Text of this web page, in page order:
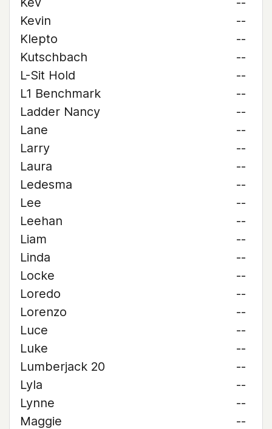
Kevin
--
Klepto
--
Kutschbach
--
L-Sit Hold
--
L1 Benchmark
--
Ladder Nancy
--
Lane
--
Larry
--
Laura
--
Ledesma
--
Lee
--
Leehan
--
Liam
--
Linda
--
Locke
--
Loredo
--
Lorenzo
--
Luce
--
Luke
--
Lumberjack 20
--
Lyla
--
Lynne
--
Maggie
--